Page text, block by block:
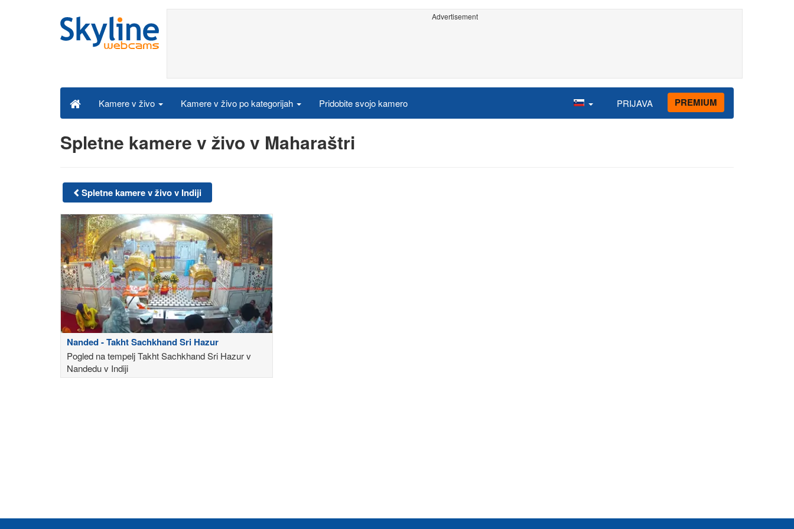
Advertisement
Kamere v živo Kamere v živo po kategorijah Pridobite svojo kamero PRIJAVA PREMIUM
Spletne kamere v živo v Maharaštri
Spletne kamere v živo v Indiji
Nanded - Takht Sachkhand Sri Hazur
Pogled na tempelj Takht Sachkhand Sri Hazur v
Nandedu v Indiji